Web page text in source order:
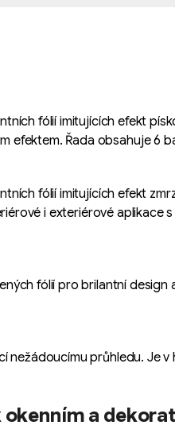
fólií imitujících efekt
efektem. Řada obsahuje 6
fólií imitujících efekt
i exteriérové aplikace
fólií pro brilantní design
nežádoucímu průhledu. Je
okenním a